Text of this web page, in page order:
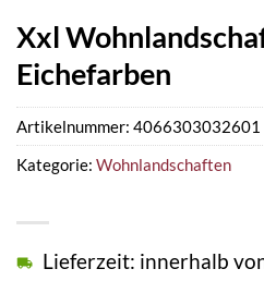
Xxl
Eichefarben
Lieferzeit: innerhalb
Artikelnummer: 4066303032601
Kategorie: Wohnlandschaften